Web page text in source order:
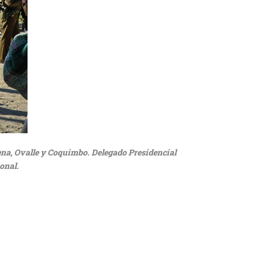
Ovalle y Coquimbo. Delegado Presidencial